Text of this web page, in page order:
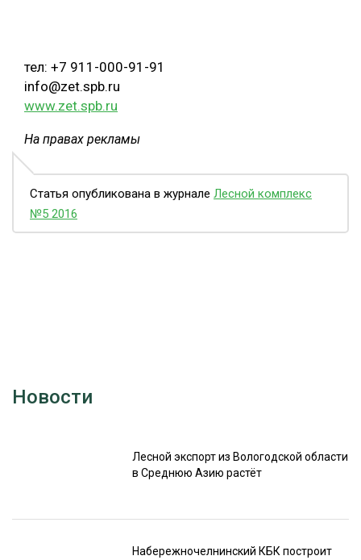
тел: +7 911-000-91-91
info@zet.spb.ru
www.zet.spb.ru
На правах рекламы
Статья опубликована в журнале Лесной комплекс
№5 2016
Новости
Лесной экспорт из Вологодской области
в Среднюю Азию растёт
Набережночелнинский КБК построит